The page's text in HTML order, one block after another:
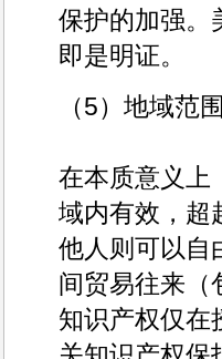
保护的加强。
即是明证。
（5）地域范
在本质意义上
域内有效，超
他人则可以自
间贸易往来（
知识产权仅在